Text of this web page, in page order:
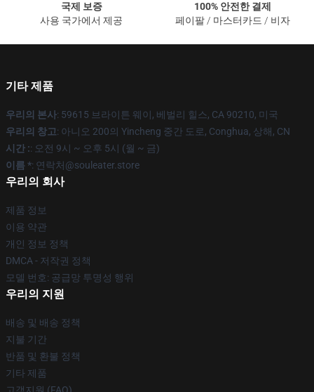
국제 보증
사용 국가에서 제공
100% 안전한 결제
페이팔 / 마스터카드 / 비자
기타 제품
우리의 본사: 59615 브라이튼 웨이, 베벌리 힐스, CA 90210, 미국
우리의 창고: 아니오 200의 Yincheng 중간 도로, Conghua, 상해, CN
시간 :: 오전 9시 ~ 오후 5시 (월 ~ 금)
이름 *: 연락처@souleater.store
우리의 회사
제품 정보
이용 약관
개인 정보 정책
DMCA - 저작권 정책
모델 번호: 공급망 투명성 행위
우리의 지원
배송 및 배송 정책
지불 기간
반품 및 환불 정책
기타 제품